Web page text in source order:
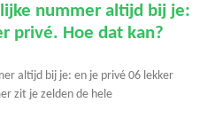
nummer altijd bij je:
privé. Hoe dat kan?
altijd bij je: en je privé 06 lekker
zit je zelden de hele